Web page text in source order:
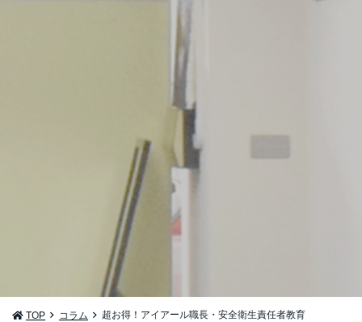
TOP コラム 超お得！アイアール職長・安全衛生責任者教育